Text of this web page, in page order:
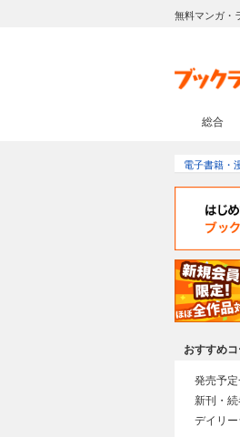
無料マンガ・
総合
電子書籍・
おすすめ
発売予
新刊・
デイリ